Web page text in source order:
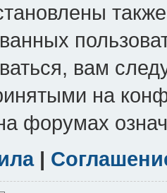
вам
на
форумах
|